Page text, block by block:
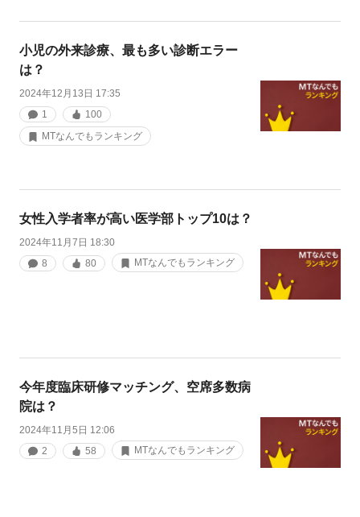
小児の外来診療、最も多い診断エラー
は？
2024年12月13日 17:35
1
100
MTなんでもランキング
女性入学者率が高い医学部トップ10は？
2024年11月7日 18:30
8
80 MTなんでもランキング
今年度臨床研修マッチング、空席多数病
院は？
2024年11月5日 12:06
2
58 MTなんでもランキング